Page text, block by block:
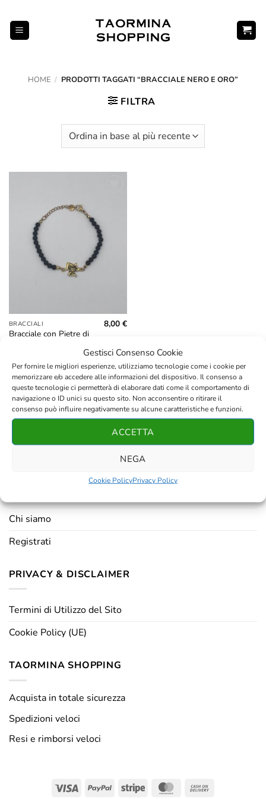
Gestisci Consenso Cookie
Per fornire le migliori esperienze, utilizziamo tecnologie come i cookie per
memorizzare e/o accedere alle informazioni del dispositivo. Il consenso a
queste tecnologie ci permetterà di elaborare dati come il comportamento di
navigazione o ID unici su questo sito. Non acconsentire o ritirare il
consenso può influire negativamente su alcune caratteristiche e funzioni.
ACCETTA
NEGA
Cookie PolicyPrivacy Policy
contenuti
HOME / PRODOTTI TAGGATI “BRACCIALE NERO E ORO”
FILTRA
desideri
BRACCIALI
Bracciale con Pietre di
Trinacria Giallo
8,00€
Chi siamo
Registrati
PRIVACY & DISCLAIMER
Termini di Utilizzo del Sito
Cookie Policy (UE)
TAORMINA SHOPPING
Acquista in totale sicurezza
Spedizioni veloci
Resi e rimborsi veloci
Visa PayPal Stripe MasterCard